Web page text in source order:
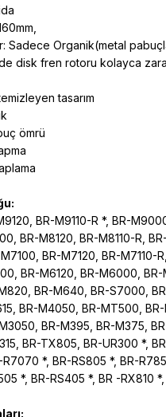
Sadece Organik(metal
disk fren rotoru kolayca
tasarım
ömrü
BR-M9110-R *, BR-
BR-M8120, BR-M8110-R,
BR-M7120, BR-M7110-
BR-M6120, BR-M6000, BR-
BR-M640, BR-S7000,
BR-M4050, BR-MT500, BR-
BR-M395, BR-M375,
BR-TX805, BR-UR300 *,
*, BR-RS805 *, BR-
*, BR-RS405 *, BR -RX810